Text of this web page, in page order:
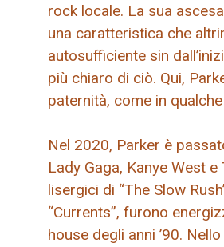
rock locale. La sua
una caratteristica che
autosufficiente sin
più chiaro di ciò. Qui,
paternità, come in
Nel 2020, Parker è
Lady Gaga, Kanye West
lisergici di “The Slow
“Currents”, furono
house degli anni ’90.